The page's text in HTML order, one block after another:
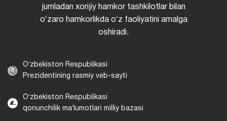
jumladan xorijiy hamkor tashkilotlar bilan
oʻzaro hamkorlikda oʻz faoliyatini amalga
oshiradi.
Oʻzbekiston Respublikasi
Prezidentining rasmiy veb-sayti
Oʻzbekiston Respublikasi
qonunchilik maʼlumotlari milliy bazasi